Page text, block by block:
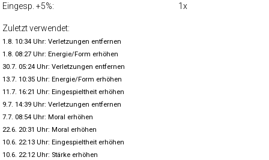
Eingesp. +5%:
1x
Zuletzt verwendet:
1.8. 10:34 Uhr: Verletzungen entfernen
1.8. 08:27 Uhr: Energie/Form erhöhen
30.7. 05:24 Uhr: Verletzungen entfernen
13.7. 10:35 Uhr: Energie/Form erhöhen
11.7. 16:21 Uhr: Eingespieltheit erhöhen
9.7. 14:39 Uhr: Verletzungen entfernen
7.7. 08:54 Uhr: Moral erhöhen
22.6. 20:31 Uhr: Moral erhöhen
10.6. 22:13 Uhr: Eingespieltheit erhöhen
10.6. 22:12 Uhr: Stärke erhöhen